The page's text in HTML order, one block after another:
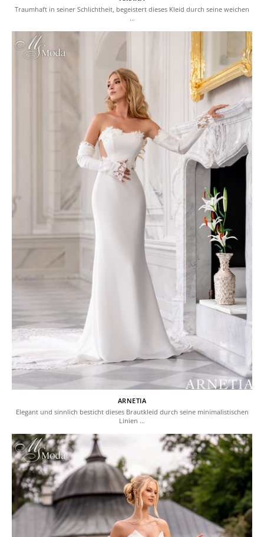
Traumhaft in seiner Schlichtheit, begeistert dieses Kleid durch seine weichen
…
ARNETIA
Elegant und sinnlich besticht dieses Brautkleid durch seine minimalistischen
Linien …